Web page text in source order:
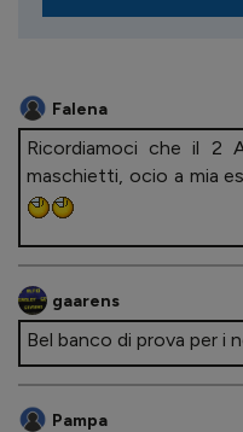
Falena
Ricordiamoci che il 2
maschietti, ocio a mia
gaarens
Bel banco di prova per i
Pampa